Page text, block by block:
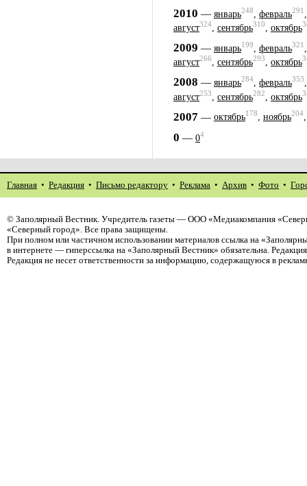
2010 — январь248 февраль291
август324, сентябрь310, октябрь
2009 — январь199 февраль321
август266, сентябрь293, октябрь
2008 — январь284 февраль353
август253 сентябрь282 октябрь
2007 — октябрь178, ноябрь204
0 — 04
Главная • Редакция • Письмо редактору • Реклама • Архив • Фото •
© Заполярный Вестник. Учредитель газеты — ООО «Медиакомпания
«Северный город». Все права защищены.
При полном или частичном использовании материалов ссылка на
в интернете — гиперссылка на «Заполярный Вестник» обязательна.
Редакция не несет ответственности за информацию, содержащуюся в